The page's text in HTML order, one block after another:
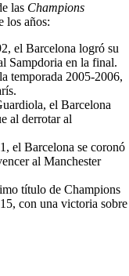
las Champions
los años:
el Barcelona logró su
Sampdoria en la final.
temporada 2005-2006,
el Barcelona
al derrotar al
el Barcelona se coronó
al Manchester
título de Champions
con una victoria sobre